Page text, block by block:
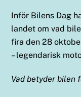
Inför Bilens Dag
landet om vad
fira den 28
– legendarisk
Vad betyder bilen